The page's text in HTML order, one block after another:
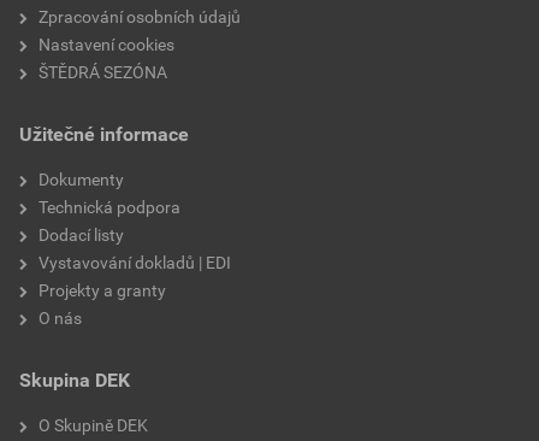
Zpracování osobních údajů
Nastavení cookies
ŠTĚDRÁ SEZÓNA
Užitečné informace
Dokumenty
Technická podpora
Dodací listy
Vystavování dokladů | EDI
Projekty a granty
O nás
Skupina DEK
O Skupině DEK